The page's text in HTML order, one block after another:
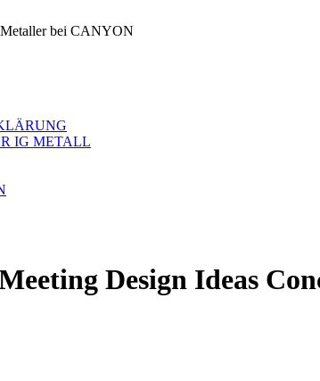
bei CANYON
IG METALL
Design Ideas